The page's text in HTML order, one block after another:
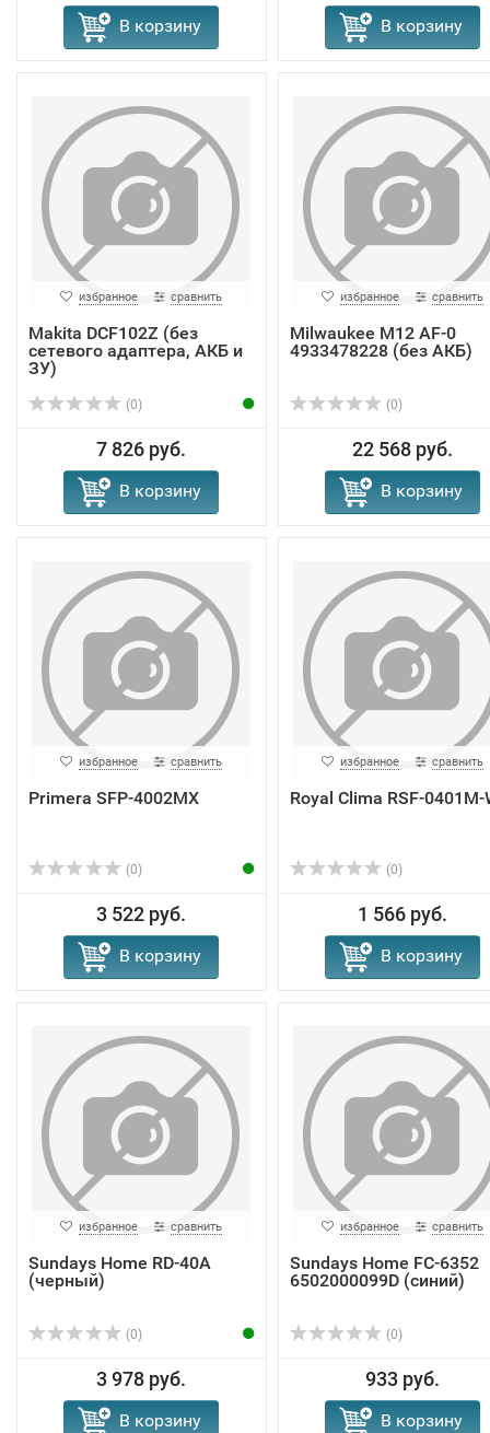
В корзину В корзину
избранное сравнить
Makita DCF102Z (без
сетевого адаптера, АКБ и
ЗУ)
(0)
7 826 руб.
В корзину
избранное сравнить
Milwaukee M12 AF-0
4933478228 (без АКБ)
(0)
22 568 руб.
В корзину
избранное сравнить
Primera SFP-4002MX
(0)
3 522 руб.
В корзину
избранное сравнить
Royal Clima RSF-0401M-
(0)
1 566 руб.
В корзину
избранное сравнить
Sundays Home RD-40A
(черный)
(0)
3 978 руб.
В корзину
избранное сравнить
Sundays Home FC-6352
6502000099D (синий)
(0)
933 руб.
В корзину